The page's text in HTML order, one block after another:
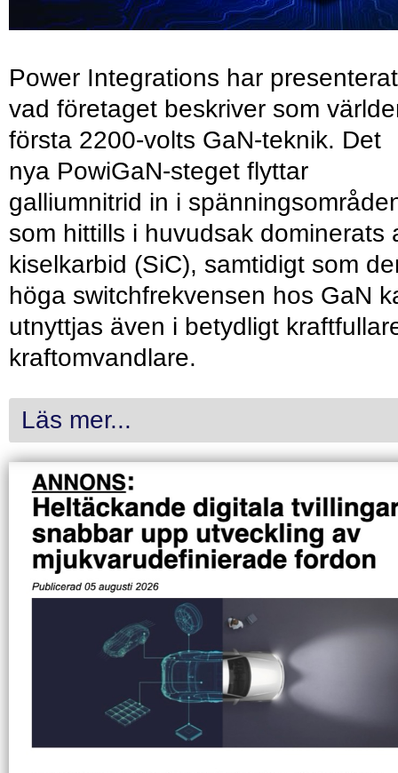
Power Integrations har presenterat
vad företaget beskriver som
första 2200-volts GaN-teknik. Det
nya PowiGaN-steget flyttar
galliumnitrid in i
som hittills i huvudsak dominerats
kiselkarbid (SiC), samtidigt som
höga switchfrekvensen hos GaN
utnyttjas även i betydligt
kraftomvandlare.
Läs mer...